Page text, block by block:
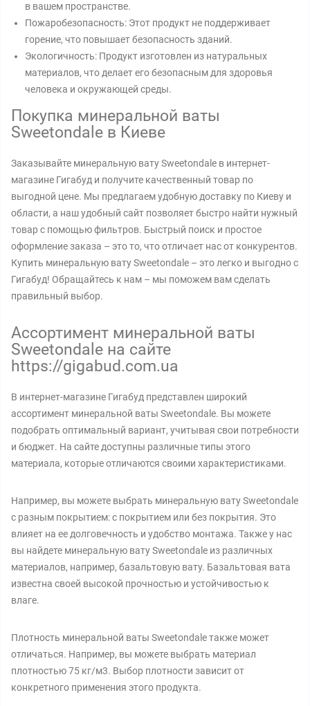
в вашем пространстве.
Пожаробезопасность: Этот продукт не поддерживает
горение, что повышает безопасность зданий.
Экологичность: Продукт изготовлен из натуральных
материалов, что делает его безопасным для здоровья
человека и окружающей среды.
Покупка минеральной ваты
Sweetondale в Киеве
Заказывайте минеральную вату Sweetondale в интернет-
магазине Гигабуд и получите качественный товар по
выгодной цене. Мы предлагаем удобную доставку по Киеву и
области, а наш удобный сайт позволяет быстро найти нужный
товар с помощью фильтров. Быстрый поиск и простое
оформление заказа – это то, что отличает нас от конкурентов.
Купить минеральную вату Sweetondale – это легко и выгодно с
Гигабуд! Обращайтесь к нам – мы поможем вам сделать
правильный выбор.
Ассортимент минеральной ваты
Sweetondale на сайте
https://gigabud.com.ua
В интернет-магазине Гигабуд представлен широкий
ассортимент минеральной ваты Sweetondale. Вы можете
подобрать оптимальный вариант, учитывая свои потребности
и бюджет. На сайте доступны различные типы этого
материала, которые отличаются своими характеристиками.
Например, вы можете выбрать минеральную вату Sweetondale
с разным покрытием: с покрытием или без покрытия. Это
влияет на ее долговечность и удобство монтажа. Также у нас
вы найдете минеральную вату Sweetondale из различных
материалов, например, базальтовую вату. Базальтовая вата
известна своей высокой прочностью и устойчивостью к
влаге.
Плотность минеральной ваты Sweetondale также может
отличаться. Например, вы можете выбрать материал
плотностью 75 кг/м3. Выбор плотности зависит от
конкретного применения этого продукта.